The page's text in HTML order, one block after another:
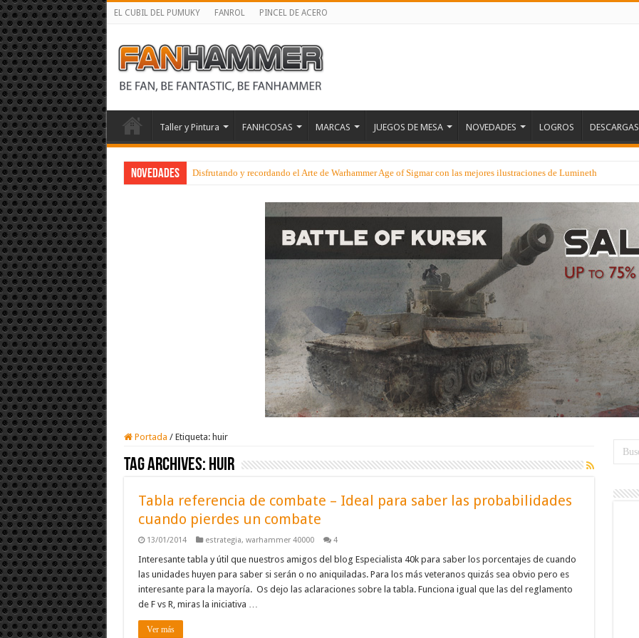
EL CUBIL DEL PUMUKY FANROL PINCEL DE ACERO
Taller y Pintura FANHCOSAS MARCAS JUEGOS DE MESA NOVEDADES LOGROS DESCARGAS
NOVEDADES Disfrutando y recordando el Arte de Warhammer Age of Sigmar con las mejores ilustraciones de Lumineth
Portada / Etiqueta: huir
Tag Archives: huir
Tabla referencia de combate – Ideal para saber las probabilidades
cuando pierdes un combate
13/01/2014 estrategia, warhammer 40000 4
Interesante tabla y útil que nuestros amigos del blog Especialista 40k para saber los porcentajes de cuando
las unidades huyen para saber si serán o no aniquiladas. Para los más veteranos quizás sea obvio pero es
interesante para la mayoría. Os dejo las aclaraciones sobre la tabla. Funciona igual que las del reglamento
de F vs R, miras la iniciativa …
Ver más